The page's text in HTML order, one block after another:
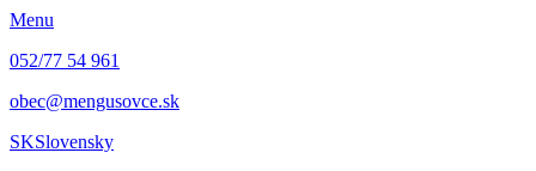
Menu
052/77 54 961
obec@mengusovce.sk
SKSlovensky